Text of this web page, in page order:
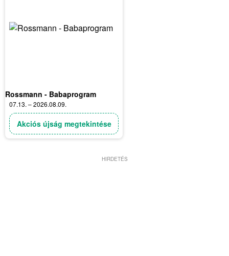
Rossmann - Babaprogram
07.13. – 2026.08.09.
Akciós újság megtekintése
HIRDETÉS